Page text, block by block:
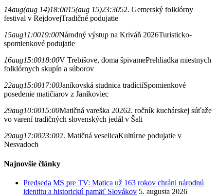
14aug(aug 14)18:0015(aug 15)23:3052. Gemerský folklórny
festival v RejdovejTradičné podujatie
15aug11:0019:00Národný výstup na Kriváň 2026Turisticko-
spomienkové podujatie
16aug15:0018:00V Trebišove, doma špivamePrehliadka miestnych
folklórnych skupín a súborov
22aug15:0017:00Janíkovská studnica tradíciíSpomienkové
posedenie matičiarov z Janíkoviec
29aug10:0015:00Matičná vareška 20262. ročník kuchárskej súťaže
vo varení tradičných slovenských jedál v Šali
29aug17:0023:002. Matičná veselicaKultúrne podujatie v
Nesvadoch
Najnovšie články
Predseda MS pre TV: Matica už 163 rokov chráni národnú
identitu a historickú pamäť Slovákov 5. augusta 2026